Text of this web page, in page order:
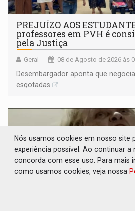
PREJUÍZO AOS
professores em PVH é
pela Justiça
Geral 08 de Agosto de 2026 às
Desembargador aponta que
esgotadas
Nós usamos cookies em nosso site
experiência possível. Ao continuar a
concorda com esse uso. Para mais
como usamos cookies, veja nossa